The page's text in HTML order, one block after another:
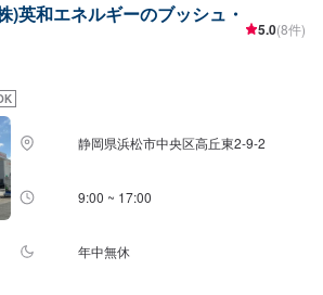
)英和エネルギーのブッシュ・
5.0(8件)
静岡県浜松市中央区高丘東2-9-2
9:00 ~ 17:00
年中無休